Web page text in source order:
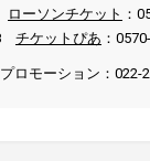
ローソンチケット ：
チケットぴあ ：
ロモーション：022-